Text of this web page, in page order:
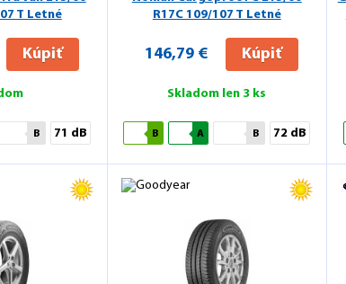
T Letné
Kúpiť
B 71 dB
R17C 109/107 T Letné
146,79 € Kúpiť
Skladom len 3 ks
B A B 72 dB